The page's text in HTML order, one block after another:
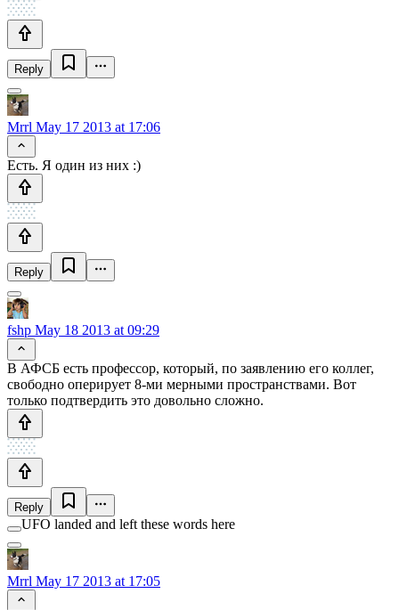
Reply
Mrrl May 17 2013 at 17:06
Есть. Я один из них :)
Reply
fshp May 18 2013 at 09:29
В АФСБ есть профессор, который, по заявлению его коллег,
свободно оперирует 8-ми мерными пространствами. Вот
только подтвердить это довольно сложно.
Reply
UFO landed and left these words here
Mrrl May 17 2013 at 17:05